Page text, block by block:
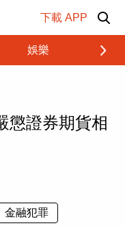
下載 APP
娛樂 財經
證券期貨相
金融犯罪